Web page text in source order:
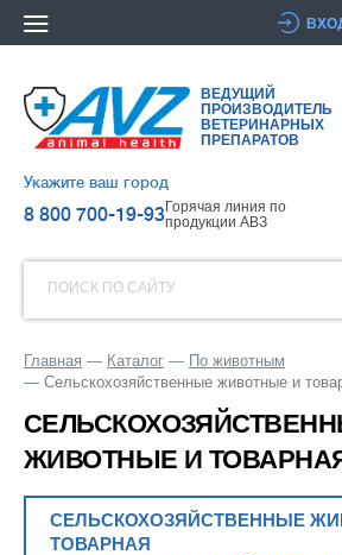
ВЕДУЩИЙ
ПРОИЗВОДИТЕЛЬ
ВЕТЕРИНАРНЫХ
ПРЕПАРАТОВ
Укажите ваш город
8 800 700-19-93Горячая линия по
продукции АВЗ
ПОИСК ПО САЙТУ
Главная Каталог
По животным
Сельскохозяйственные животные и
ЖИВОТНЫЕ И
СЕЛЬСКОХОЗЯЙСТВЕННЫЕ
ТОВАРНАЯ